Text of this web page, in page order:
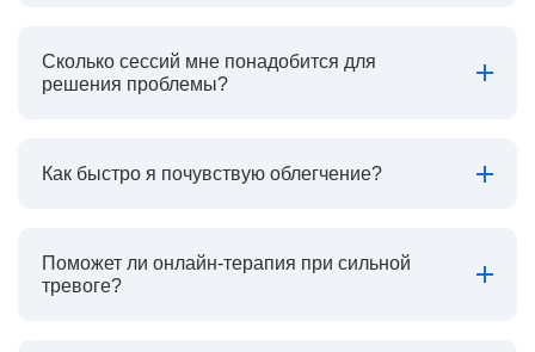
Сколько сессий мне понадобится для
решения проблемы?
Как быстро я почувствую облегчение?
Поможет ли онлайн-терапия при сильной
тревоге?